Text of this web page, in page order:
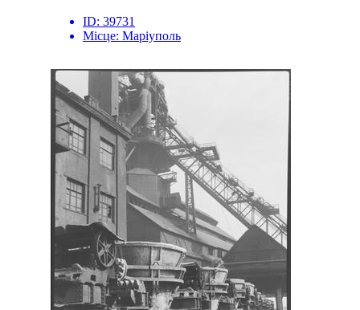
ID: 39731
Місце: Маріуполь